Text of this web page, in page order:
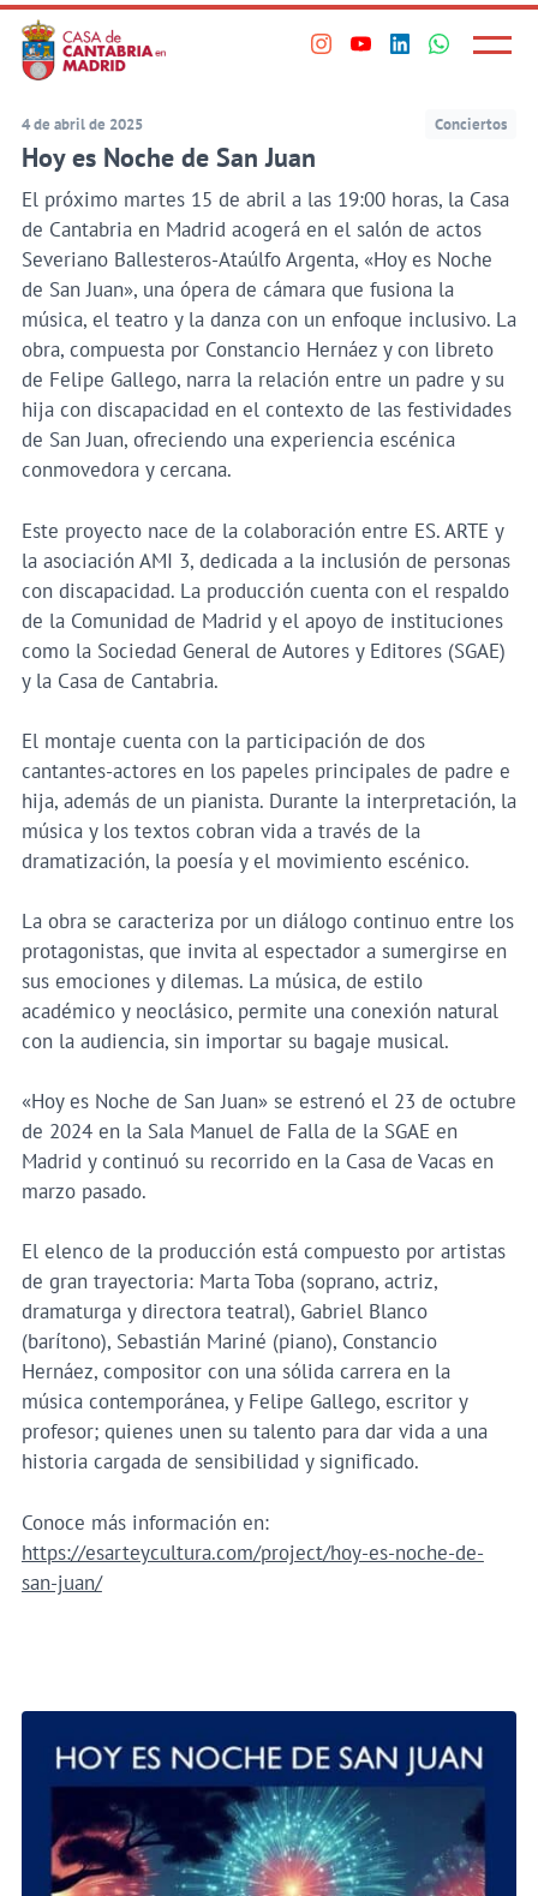
Saltar
al
contenido
principal
VisitaVisitaVisita
perfil
Visita
perfil
Principal
Menú
4 de abril de 2025 Conciertos
Hoy es Noche de San Juan
El próximo martes 15 de abril a las 19:00 horas, la Casa
de Cantabria en Madrid acogerá en el salón de actos
Severiano Ballesteros-Ataúlfo Argenta, «Hoy es Noche
de San Juan», una ópera de cámara que fusiona la
música, el teatro y la danza con un enfoque inclusivo. La
obra, compuesta por Constancio Hernáez y con libreto
de Felipe Gallego, narra la relación entre un padre y su
hija con discapacidad en el contexto de las festividades
de San Juan, ofreciendo una experiencia escénica
conmovedora y cercana.
Este proyecto nace de la colaboración entre ES. ARTE y
la asociación AMI 3, dedicada a la inclusión de personas
con discapacidad. La producción cuenta con el respaldo
de la Comunidad de Madrid y el apoyo de instituciones
como la Sociedad General de Autores y Editores (SGAE)
y la Casa de Cantabria.
El montaje cuenta con la participación de dos
cantantes-actores en los papeles principales de padre e
hija, además de un pianista. Durante la interpretación, la
música y los textos cobran vida a través de la
dramatización, la poesía y el movimiento escénico.
La obra se caracteriza por un diálogo continuo entre los
protagonistas, que invita al espectador a sumergirse en
sus emociones y dilemas. La música, de estilo
académico y neoclásico, permite una conexión natural
con la audiencia, sin importar su bagaje musical.
«Hoy es Noche de San Juan» se estrenó el 23 de octubre
de 2024 en la Sala Manuel de Falla de la SGAE en
Madrid y continuó su recorrido en la Casa de Vacas en
marzo pasado.
El elenco de la producción está compuesto por artistas
de gran trayectoria: Marta Toba (soprano, actriz,
dramaturga y directora teatral), Gabriel Blanco
(barítono), Sebastián Mariné (piano), Constancio
Hernáez, compositor con una sólida carrera en la
música contemporánea, y Felipe Gallego, escritor y
profesor; quienes unen su talento para dar vida a una
historia cargada de sensibilidad y significado.
Conoce más información en:
https://esarteycultura.com/project/hoy-es-noche-de-
san-juan/